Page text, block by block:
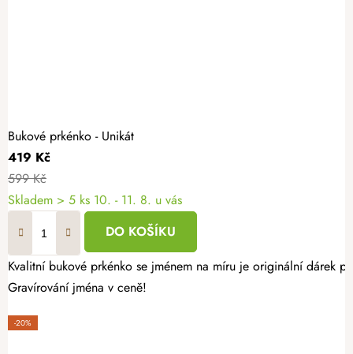
Bukové prkénko - Unikát
419 Kč
599 Kč
Skladem > 5 ks 10. - 11. 8. u vás
DO KOŠÍKU
Kvalitní bukové prkénko se jménem na míru je originální dárek
Gravírování jména v ceně!
-20%